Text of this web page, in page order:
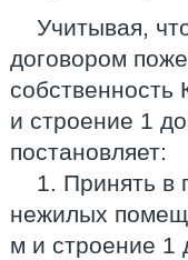
Учитывая,
договором
собственность
и строение 1
постановляет:
1. Принять в
нежилых
м и строение 1